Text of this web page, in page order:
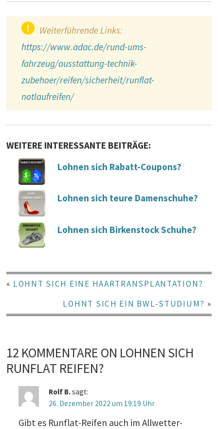
Weiterführende Links:
https://www.adac.de/rund-ums-
fahrzeug/ausstattung-technik-
zubehoer/reifen/sicherheit/runflat-
notlaufreifen/
WEITERE INTERESSANTE BEITRÄGE:
Lohnen sich Rabatt-Coupons?
Lohnen sich teure Damenschuhe?
Lohnen sich Birkenstock Schuhe?
« LOHNT SICH EINE HAARTRANSPLANTATION?
LOHNT SICH EIN BWL-STUDIUM? »
12 KOMMENTARE ON LOHNEN SICH
RUNFLAT REIFEN?
Rolf B.sagt:
26. Dezember 2022 um 19:19 Uhr
Gibt es Runflat-Reifen auch im Allwetter-